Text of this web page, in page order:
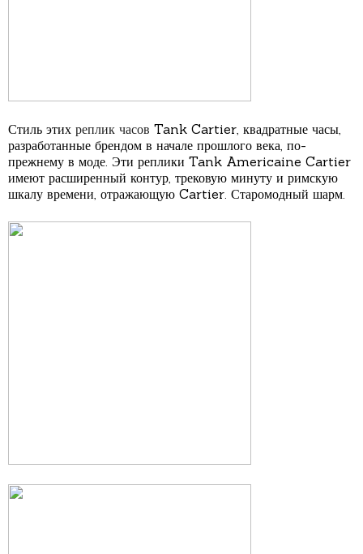
Стиль этих реплик часов Tank Cartier, квадратные часы,
разработанные брендом в начале прошлого века, по-
прежнему в моде. Эти реплики Tank Americaine Cartier
имеют расширенный контур, трековую минуту и римскую
шкалу времени, отражающую Cartier. Старомодный шарм.